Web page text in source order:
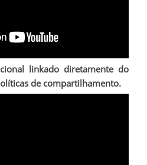
linkado diretamente do
de compartilhamento.